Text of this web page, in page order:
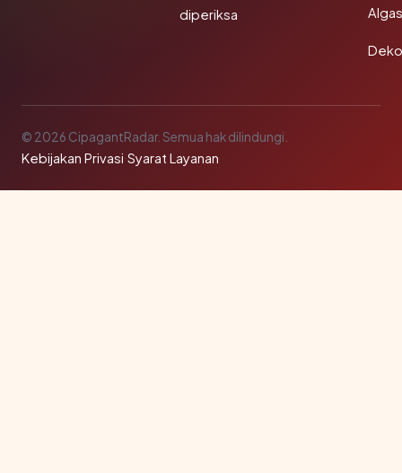
diperiksa
© 2026 CipagantRadar. Semua hak dilindungi.
Kebijakan Privasi·Syarat Layanan